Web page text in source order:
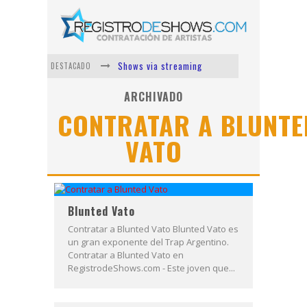
DESTACADO
Shows via streaming
Lit Killah
Nicki Nicole
Duki
Vi Em
Los Ángeles Azules
ARCHIVADO
CONTRATAR A
VATO
Blunted Vato
Contratar a Blunted Vato Blunted Vato es
un gran exponente del Trap Argentino.
Contratar a Blunted Vato en
RegistrodeShows.com - Este joven que...